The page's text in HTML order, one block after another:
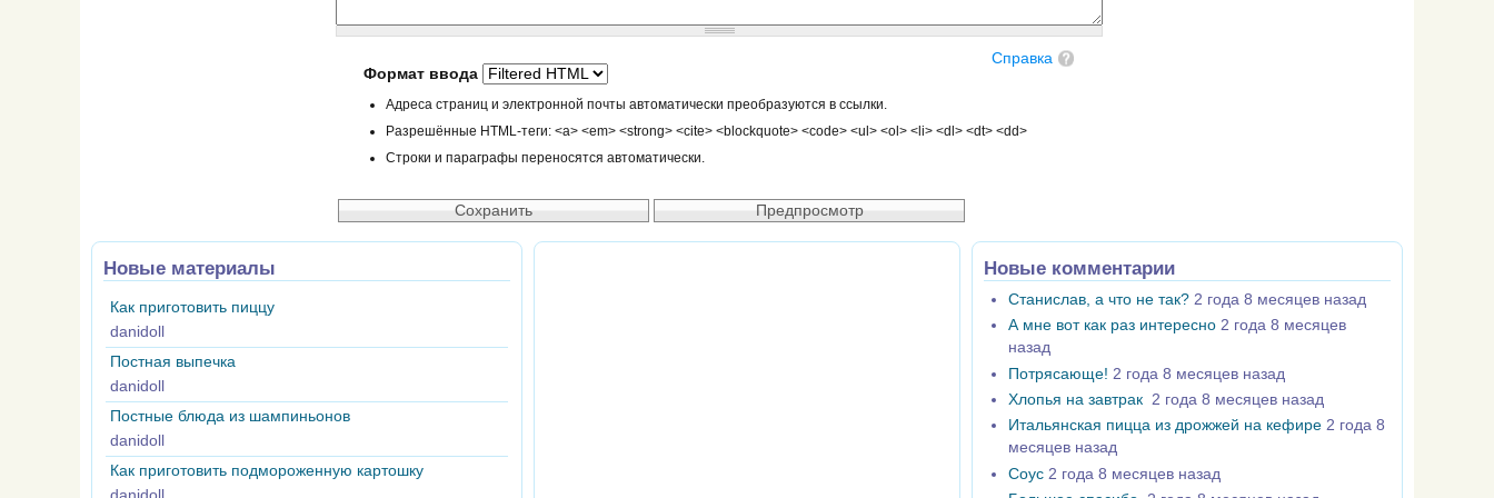
Справка
Формат ввода
Адреса страниц и электронной почты автоматически преобразуются в ссылки.
Разрешённые HTML-теги: <a> <em> <strong> <cite> <blockquote> <code> <ul> <ol> <li> <dl> <dt> <dd>
Строки и параграфы переносятся автоматически.
Новые материалы
Как приготовить пиццу
danidoll
Постная выпечка
danidoll
Постные блюда из шампиньонов
danidoll
Как приготовить подмороженную картошку
Новые комментарии
Станислав, а что не так? 2 года 8 месяцев назад
А мне вот как раз интересно 2 года 8 месяцев
назад
Потрясающе! 2 года 8 месяцев назад
Хлопья на завтрак 2 года 8 месяцев назад
Итальянская пицца из дрожжей на кефире 2 года 8
месяцев назад
Соус 2 года 8 месяцев назад